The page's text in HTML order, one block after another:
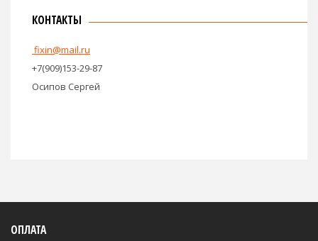
КОНТАКТЫ
fixin@mail.ru
+7(909)153-29-87
Осипов Сергей
ОПЛАТА